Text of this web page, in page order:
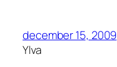
december 15, 2009
Ylva